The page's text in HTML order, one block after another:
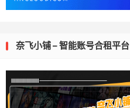
奈飞小铺 – 智能账号合租平台